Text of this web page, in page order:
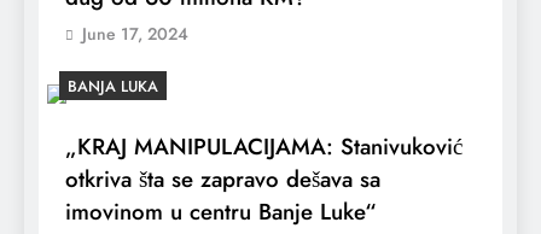
June 17, 2024
BANJA LUKA
„KRAJ MANIPULACIJAMA: Stanivuković
otkriva šta se zapravo dešava sa
imovinom u centru Banje Luke“